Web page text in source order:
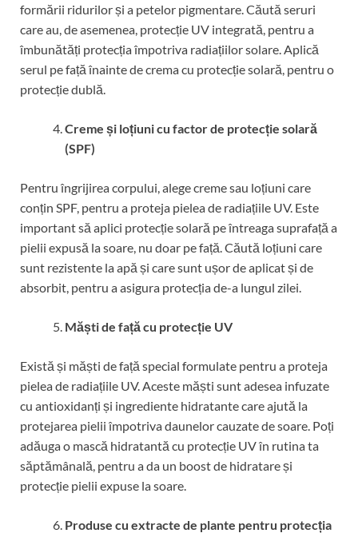
formării ridurilor și a petelor pigmentare. Căută seruri
care au, de asemenea, protecție UV integrată, pentru a
îmbunătăți protecția împotriva radiațiilor solare. Aplică
serul pe față înainte de crema cu protecție solară, pentru o
protecție dublă.
Creme și loțiuni cu factor de protecție solară
(SPF)
Pentru îngrijirea corpului, alege creme sau loțiuni care
conțin SPF, pentru a proteja pielea de radiațiile UV. Este
important să aplici protecție solară pe întreaga suprafață a
pielii expusă la soare, nu doar pe față. Căută loțiuni care
sunt rezistente la apă și care sunt ușor de aplicat și de
absorbit, pentru a asigura protecția de-a lungul zilei.
Măști de față cu protecție UV
Există și măști de față special formulate pentru a proteja
pielea de radiațiile UV. Aceste măști sunt adesea infuzate
cu antioxidanți și ingrediente hidratante care ajută la
protejarea pielii împotriva daunelor cauzate de soare. Poți
adăuga o mască hidratantă cu protecție UV în rutina ta
săptămânală, pentru a da un boost de hidratare și
protecție pielii expuse la soare.
Produse cu extracte de plante pentru protecția